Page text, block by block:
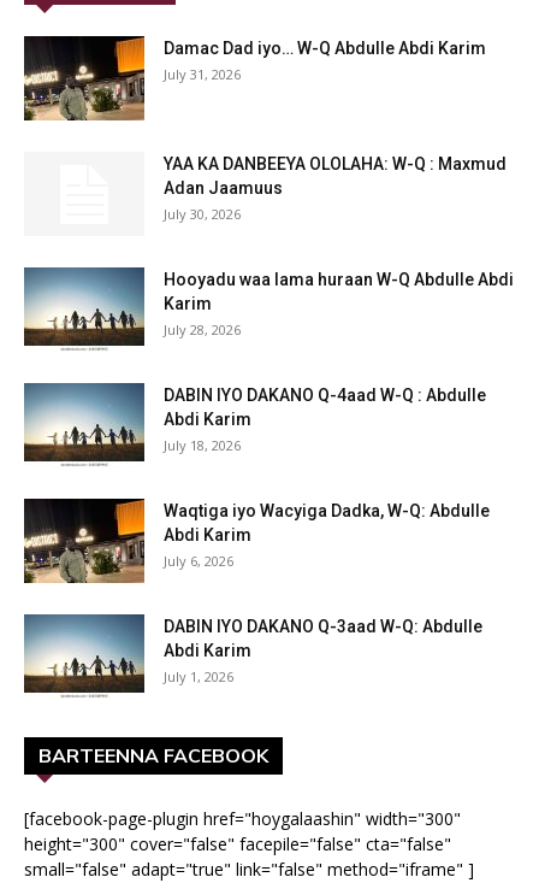
Damac Dad iyo… W-Q Abdulle Abdi Karim
July 31, 2026
YAA KA DANBEEYA OLOLAHA: W-Q : Maxmud
Adan Jaamuus
July 30, 2026
Hooyadu waa lama huraan W-Q Abdulle Abdi
Karim
July 28, 2026
DABIN IYO DAKANO Q-4aad W-Q : Abdulle
Abdi Karim
July 18, 2026
Waqtiga iyo Wacyiga Dadka, W-Q: Abdulle
Abdi Karim
July 6, 2026
DABIN IYO DAKANO Q-3aad W-Q: Abdulle
Abdi Karim
July 1, 2026
BARTEENNA FACEBOOK
[facebook-page-plugin href="hoygalaashin" width="300"
height="300" cover="false" facepile="false" cta="false"
small="false" adapt="true" link="false" method="iframe" ]